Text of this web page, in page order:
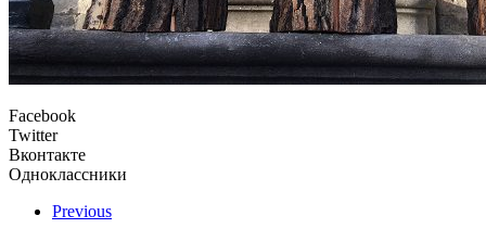
Facebook
Twitter
Вконтакте
Одноклассники
Previous